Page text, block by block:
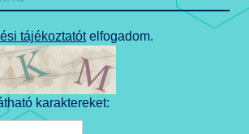
tájékoztatótelfogadom.
karaktereket: